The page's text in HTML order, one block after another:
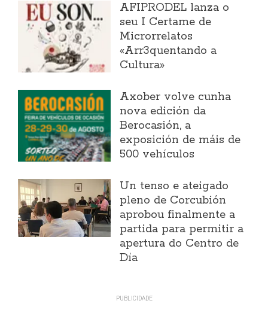
AFIPRODEL lanza o
seu I Certame de
Microrrelatos
«Arr3quentando a
Cultura»
Axober volve cunha
nova edición da
Berocasión, a
exposición de máis de
500 vehículos
Un tenso e ateigado
pleno de Corcubión
aprobou finalmente a
partida para permitir a
apertura do Centro de
Día